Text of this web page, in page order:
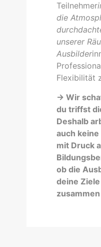
Teilnehmer
die
unserer
Ausbilder
Flexibilität
-> Wir
du triffst
Deshalb
auch
mit Druck
ob die
deine